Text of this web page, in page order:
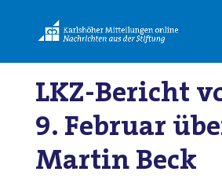
LKZ-Bericht
9. Februar
Martin Beck